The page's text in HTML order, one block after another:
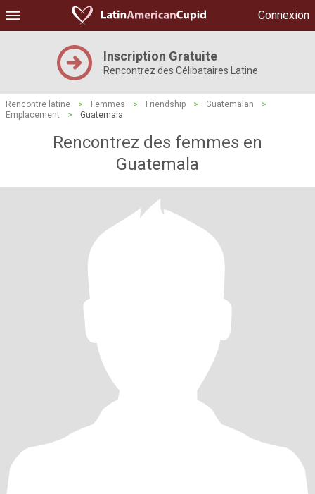
Connexion
Inscription Gratuite
Rencontrez des Célibataires Latine
Rencontre latine > Femmes > Friendship > Guatemalan
>
Emplacement
> Guatemala
Rencontrez des femmes en
Guatemala